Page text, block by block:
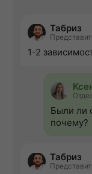
Табриз
1-2
Были ли
почему?
Табриз